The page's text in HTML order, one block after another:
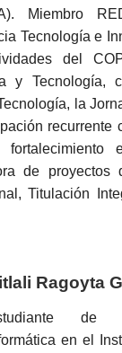
Miembro
Tecnología e
del
y Tecnología,
la
recurrente
de proyectos
Titulación
Ragoyta
de
en el